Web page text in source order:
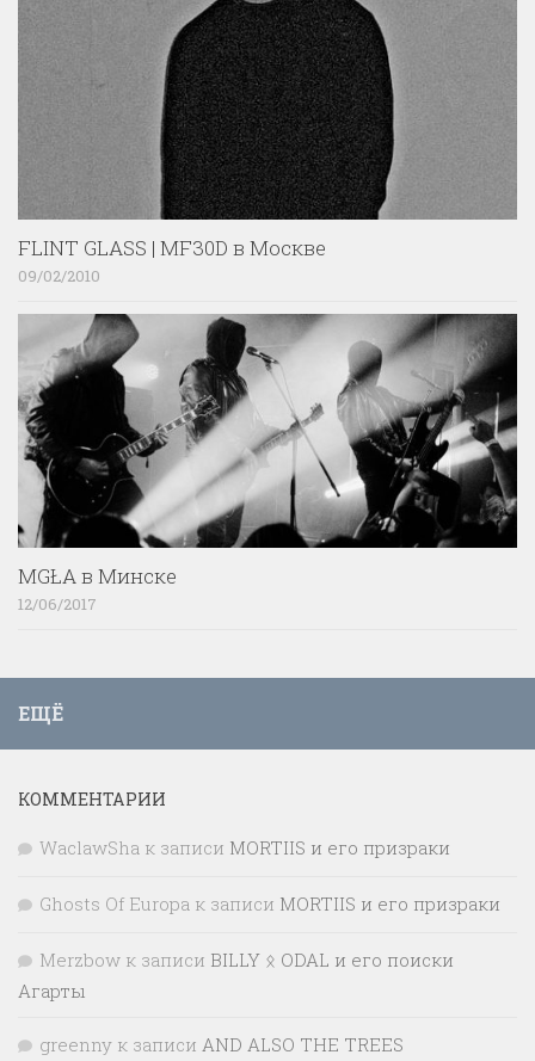
FLINT GLASS | MF30D в Москве
09/02/2010
MGŁA в Минске
12/06/2017
ЕЩЁ
КОММЕНТАРИИ
WaclawSha к записи MORTIIS и его призраки
Ghosts Of Europa к записи MORTIIS и его призраки
Merzbow к записи BILLY ᛟ ODAL и его поиски
Агарты
greenny к записи AND ALSO THE TREES